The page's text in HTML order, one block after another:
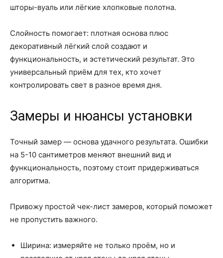
шторы-вуаль или лёгкие хлопковые полотна.
Слойность помогает: плотная основа плюс
декоративный лёгкий слой создают и
функциональность, и эстетический результат. Это
универсальный приём для тех, кто хочет
контролировать свет в разное время дня.
Замеры и нюансы установки
Точный замер — основа удачного результата. Ошибки
на 5-10 сантиметров меняют внешний вид и
функциональность, поэтому стоит придерживаться
алгоритма.
Привожу простой чек-лист замеров, который поможет
не пропустить важного.
Ширина: измеряйте не только проём, но и